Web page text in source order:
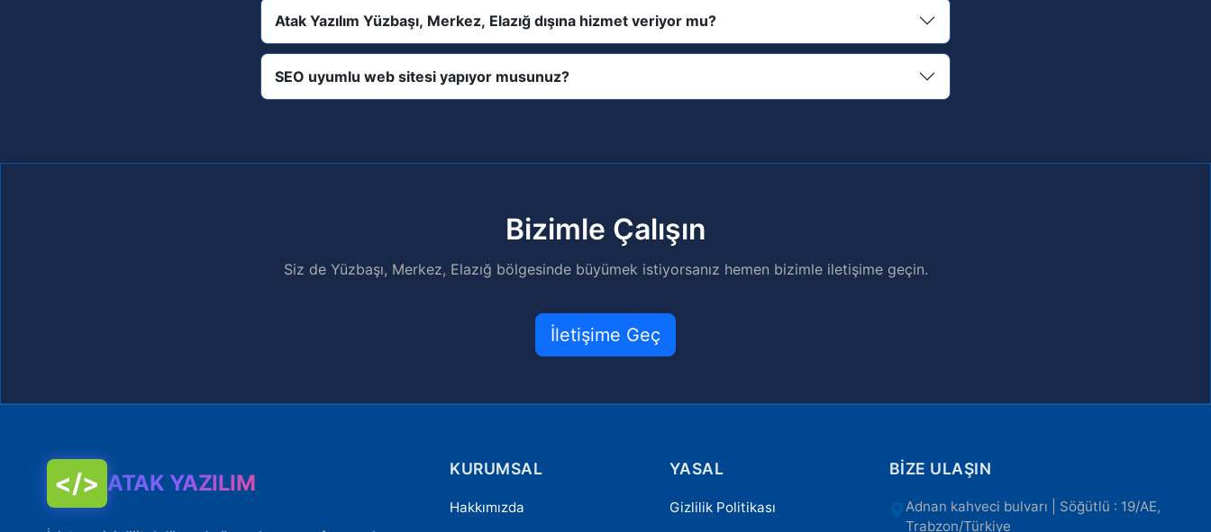
Atak Yazılım Yüzbaşı, Merkez, Elazığ dışına hizmet veriyor mu?
SEO uyumlu web sitesi yapıyor musunuz?
Bizimle Çalışın
Siz de Yüzbaşı, Merkez, Elazığ bölgesinde büyümek istiyorsanız hemen bizimle iletişime geçin.
İletişime Geç
</> ATAK YAZILIM
KURUMSAL
Hakkımızda
YASAL
Gizlilik Politikası
BIZE ULAŞIN
Adnan kahveci bulvarı | Söğütlü : 19/AE,
Trabzon/Türkiye